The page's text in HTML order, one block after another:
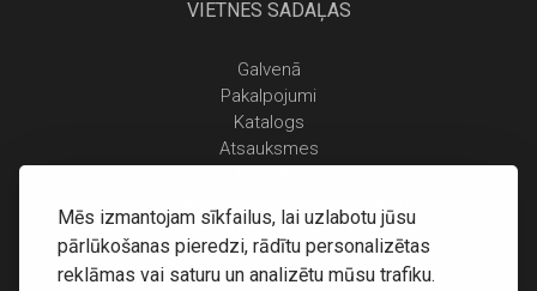
Mēs izmantojam sīkfailus, lai uzlabotu jūsu
pārlūkošanas pieredzi, rādītu personalizētas
reklāmas vai saturu un analizētu mūsu trafiku.
VIETNES SADAĻAS
Galvenā
Pakalpojumi
Katalogs
Atsauksmes
Piegāde un apmaksa
Atgriešanas noteikumi